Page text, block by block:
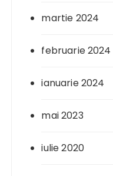
martie 2024
februarie 2024
ianuarie 2024
mai 2023
iulie 2020